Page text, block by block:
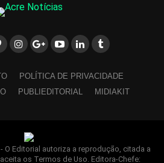
POLÍTICA DE PRIVACIDADE
PUBLIEDITORIAL MIDIAKIT
O Editorial autoriza a reprodução, citada a
os Termos de Uso. Editora-Chefe: